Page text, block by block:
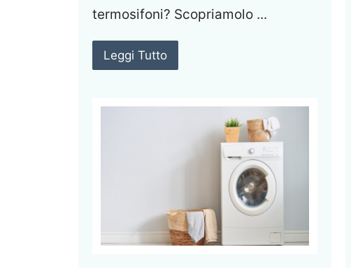
termosifoni? Scopriamolo ...
Leggi Tutto